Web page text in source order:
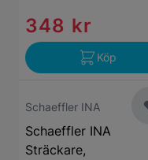
348 kr
Köp
Schaeffler INA
Schaeffler INA
Sträckare,